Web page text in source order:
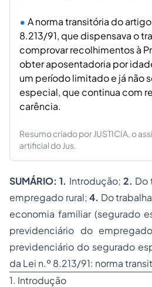
A norma transitória do artigo
8.213/91, que dispensava o
comprovar recolhimentos à
obter aposentadoria por
um período limitado e já não
especial, que continua com
carência.
Resumo criado por JUSTICIA, o
artificial do Jus.
SUMÁRIO: 1. Introdução; 2. Do
empregado rural;4. Do
economia familiar (segurado
previdenciário do
previdenciário do segurado
da Lei n.º 8.213/91: norma
1. Introdução